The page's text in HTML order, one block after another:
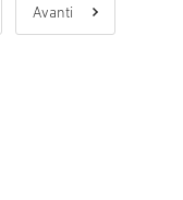
Avanti